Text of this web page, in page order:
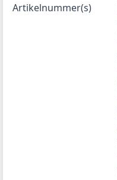
Artikelnummer(s)